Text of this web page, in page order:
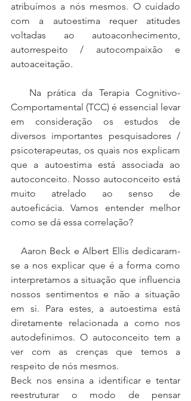
atribuímos a nós mesmos. O cuidado
com a autoestima requer atitudes
voltadas ao autoaconhecimento,
autorrespeito / autocompaixão e
autoaceitação.
Comportamental (TCC) é essencial levar
em consideração os estudos de
diversos importantes pesquisadores /
psicoterapeutas, os quais nos explicam
que a autoestima está associada ao
autoconceito. Nosso autoconceito está
muito atrelado ao senso de
autoeficácia. Vamos entender melhor
como se dá essa correlação?
se a nos explicar que é a forma como
interpretamos a situação que influencia
nossos sentimentos e não a situação
em si. Para estes, a autoestima está
diretamente relacionada a como nos
autodefinimos. O autoconceito tem a
ver com as crenças que temos a
respeito de nós mesmos.
Beck nos ensina a identificar e tentar
reestruturar o modo de pensar